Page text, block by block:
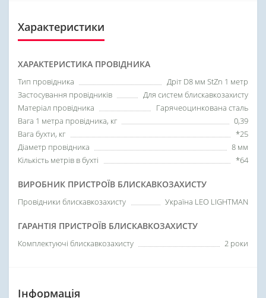
Характеристики
ХАРАКТЕРИСТИКА ПРОВІДНИКА
Тип провідника
Дріт D8 мм StZn 1 метр
Застосування провідників
Для систем блискавкозахисту
Матеріал провідника
Гарячеоцинкована сталь
Вага 1 метра провідника, кг
0,39
Вага бухти, кг
*25
Діаметр провідника
8 мм
Кількість метрів в бухті
*64
ВИРОБНИК ПРИСТРОЇВ БЛИСКАВКОЗАХИСТУ
Провідники блискавкозахисту Україна LEO LIGHTMAN
ГАРАНТІЯ ПРИСТРОЇВ БЛИСКАВКОЗАХИСТУ
Комплектуючі блискавкозахисту 2 роки
Інформація